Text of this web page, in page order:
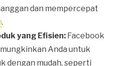
dan mempercepat
.
yang Efisien: Facebook
Anda untuk
dengan mudah, seperti